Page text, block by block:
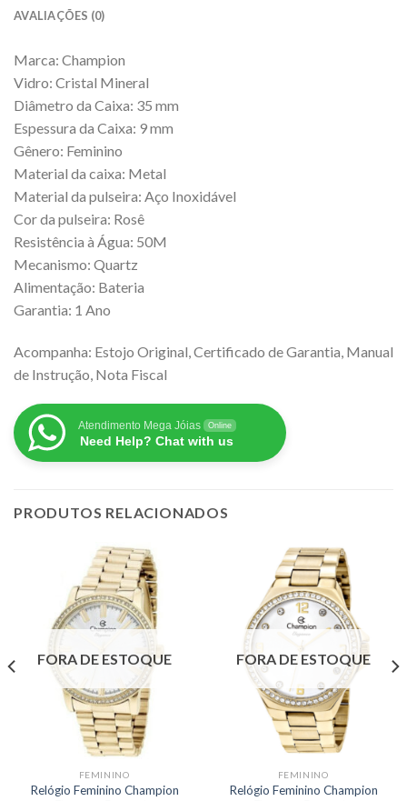
AVALIAÇÕES (0)
Marca: Champion
Vidro: Cristal Mineral
Diâmetro da Caixa: 35 mm
Espessura da Caixa: 9 mm
Gênero: Feminino
Material da caixa: Metal
Material da pulseira: Aço Inoxidável
Cor da pulseira: Rosê
Resistência à Água: 50M
Mecanismo: Quartz
Alimentação: Bateria
Garantia: 1 Ano
Acompanha: Estojo Original, Certificado de Garantia, Manual
de Instrução, Nota Fiscal
Atendimento Mega Jóias Online
Need Help? Chat with us
PRODUTOS RELACIONADOS
FORA DE ESTOQUE
FEMININO
Relógio Feminino Champion
FORA DE ESTOQUE
FEMININO
Relógio Feminino Champion